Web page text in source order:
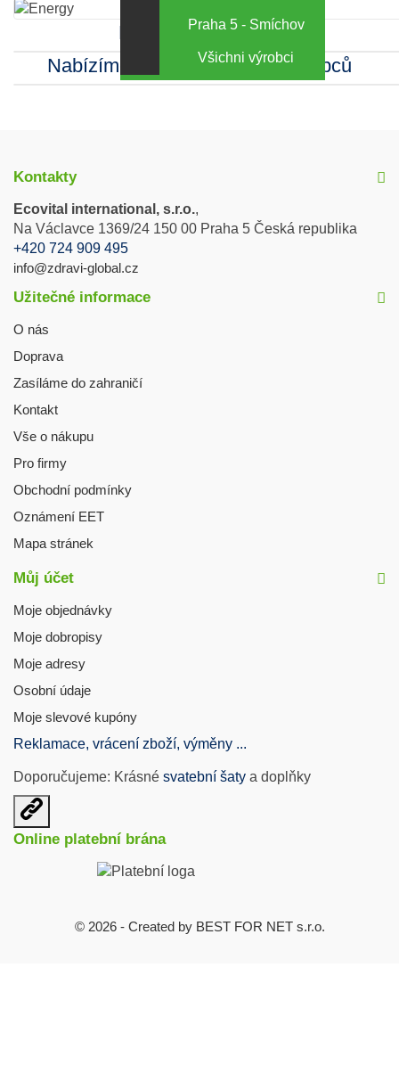
Kamenná prodejna
Praha 5 - Smíchov
Nabízíme sortiment mnoha výrobců
Všichni výrobci
Kontakty
Ecovital international, s.r.o.,
Na Václavce 1369/24 150 00 Praha 5 Česká republika
+420 724 909 495
info@zdravi-global.cz
Užitečné informace
O nás
Doprava
Zasíláme do zahraničí
Kontakt
Vše o nákupu
Pro firmy
Obchodní podmínky
Oznámení EET
Mapa stránek
Můj účet
Moje objednávky
Moje dobropisy
Moje adresy
Osobní údaje
Moje slevové kupóny
Reklamace, vrácení zboží, výměny ...
Doporučujeme: Krásné svatební šaty a doplňky
Otevřit
užitečné
odkazy
Online platební brána
© 2026 - Created by BEST FOR NET s.r.o.